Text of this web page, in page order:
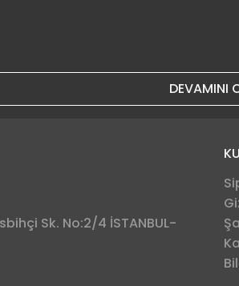
DEVAMINI
Sk. No:2/4 İSTANBUL-